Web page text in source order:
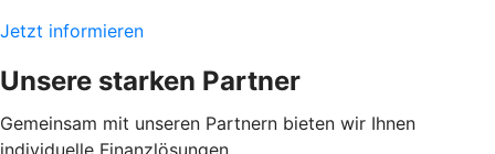
Jetzt informieren
Unsere starken Partner
Gemeinsam mit unseren Partnern bieten wir Ihnen